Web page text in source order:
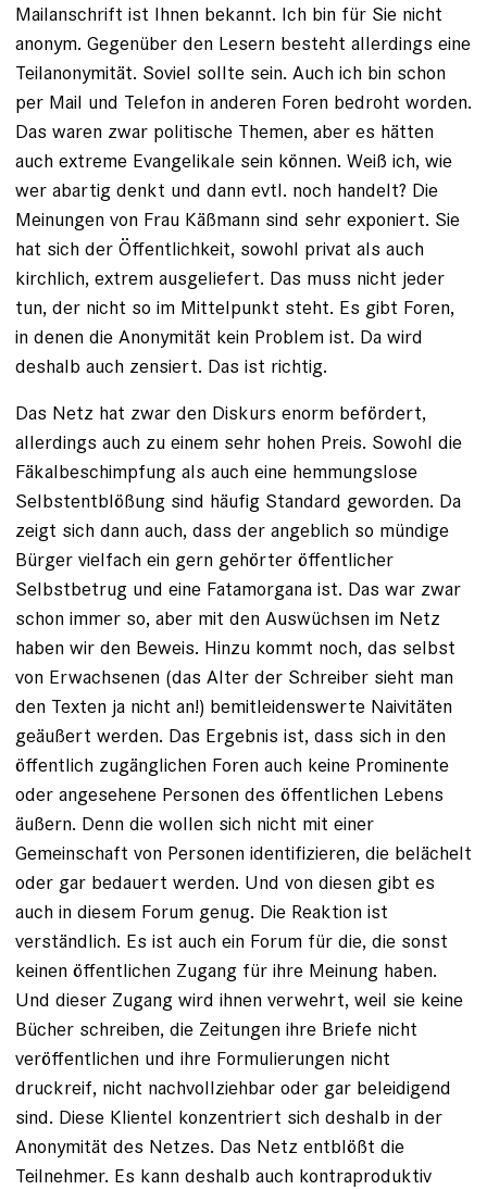
Mailanschrift ist Ihnen bekannt. Ich bin für Sie nicht
anonym. Gegenüber den Lesern besteht allerdings eine
Teilanonymität. Soviel sollte sein. Auch ich bin schon
per Mail und Telefon in anderen Foren bedroht worden.
Das waren zwar politische Themen, aber es hätten
auch extreme Evangelikale sein können. Weiß ich, wie
wer abartig denkt und dann evtl. noch handelt? Die
Meinungen von Frau Käßmann sind sehr exponiert. Sie
hat sich der Öffentlichkeit, sowohl privat als auch
kirchlich, extrem ausgeliefert. Das muss nicht jeder
tun, der nicht so im Mittelpunkt steht. Es gibt Foren,
in denen die Anonymität kein Problem ist. Da wird
deshalb auch zensiert. Das ist richtig.
Das Netz hat zwar den Diskurs enorm befördert,
allerdings auch zu einem sehr hohen Preis. Sowohl die
Fäkalbeschimpfung als auch eine hemmungslose
Selbstentblößung sind häufig Standard geworden. Da
zeigt sich dann auch, dass der angeblich so mündige
Bürger vielfach ein gern gehörter öffentlicher
Selbstbetrug und eine Fatamorgana ist. Das war zwar
schon immer so, aber mit den Auswüchsen im Netz
haben wir den Beweis. Hinzu kommt noch, das selbst
von Erwachsenen (das Alter der Schreiber sieht man
den Texten ja nicht an!) bemitleidenswerte Naivitäten
geäußert werden. Das Ergebnis ist, dass sich in den
öffentlich zugänglichen Foren auch keine Prominente
oder angesehene Personen des öffentlichen Lebens
äußern. Denn die wollen sich nicht mit einer
Gemeinschaft von Personen identifizieren, die belächelt
oder gar bedauert werden. Und von diesen gibt es
auch in diesem Forum genug. Die Reaktion ist
verständlich. Es ist auch ein Forum für die, die sonst
keinen öffentlichen Zugang für ihre Meinung haben.
Und dieser Zugang wird ihnen verwehrt, weil sie keine
Bücher schreiben, die Zeitungen ihre Briefe nicht
veröffentlichen und ihre Formulierungen nicht
druckreif, nicht nachvollziehbar oder gar beleidigend
sind. Diese Klientel konzentriert sich deshalb in der
Anonymität des Netzes. Das Netz entblößt die
Teilnehmer. Es kann deshalb auch kontraproduktiv